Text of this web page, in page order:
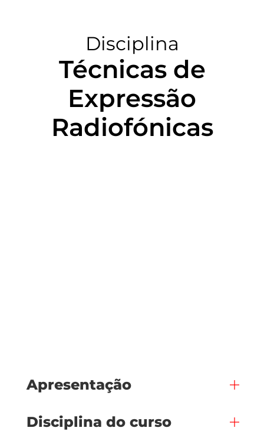
Disciplina
Técnicas de
Expressão
Radiofónicas
Apresentação
Disciplina do curso